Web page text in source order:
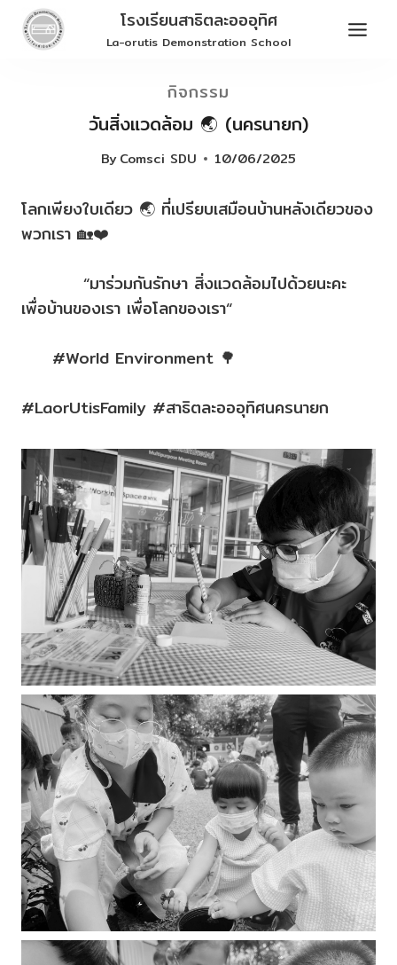
Skip
โรงเรียนสาธิตละอออุทิศ
La-orutis Demonstration School
กิจกรรม
วันสิ่งแวดล้อม 🌏 (นครนายก)
ByComsci SDU 10/06/2025
โลกเพียงใบเดียว 🌏 ที่เปรียบเสมือนบ้านหลังเดียวของ
พวกเรา 🏡❤️
“มาร่วมกันรักษา สิ่งแวดล้อมไปด้วยนะคะ
เพื่อบ้านของเรา เพื่อโลกของเรา“
#World Environment 🌳
#LaorUtisFamily #สาธิตละอออุทิศนครนายก